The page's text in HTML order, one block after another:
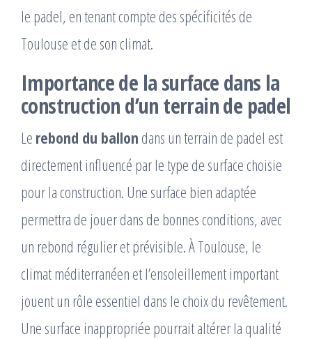
le padel, en tenant compte des spécificités de
Toulouse et de son climat.
Importance de la surface dans la
construction d’un terrain de padel
Le rebond du ballon dans un terrain de padel est
directement influencé par le type de surface choisie
pour la construction. Une surface bien adaptée
permettra de jouer dans de bonnes conditions, avec
un rebond régulier et prévisible. À Toulouse, le
climat méditerranéen et l’ensoleillement important
jouent un rôle essentiel dans le choix du revêtement.
Une surface inappropriée pourrait altérer la qualité